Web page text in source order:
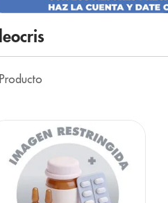
Bleocris
Producto
7. bioderma